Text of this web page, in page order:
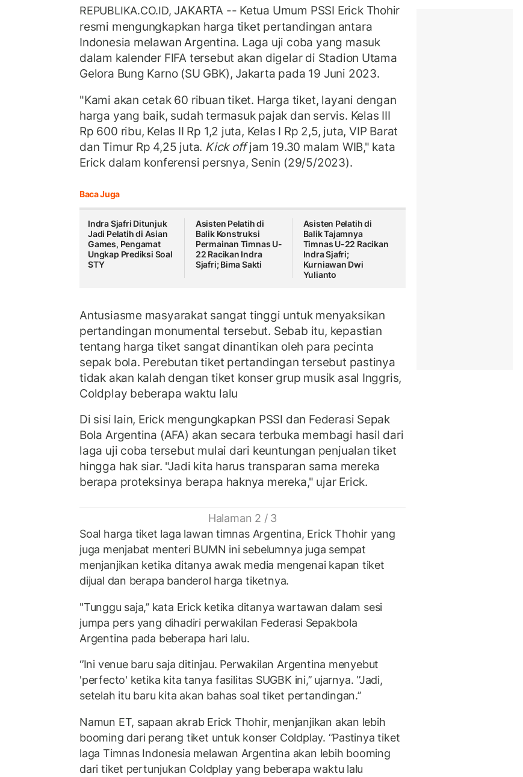
REPUBLIKA.CO.ID,JAKARTA -- Ketua Umum PSSI Erick Thohir
resmi mengungkapkan harga tiket pertandingan antara
Indonesia melawan Argentina. Laga uji coba yang masuk
dalam kalender FIFA tersebut akan digelar di Stadion Utama
Gelora Bung Karno (SU GBK), Jakarta pada 19 Juni 2023.
"Kami akan cetak 60 ribuan tiket. Harga tiket, layani dengan
harga yang baik, sudah termasuk pajak dan servis. Kelas III
Rp 600 ribu, Kelas II Rp 1,2 juta, Kelas I Rp 2,5, juta, VIP Barat
dan Timur Rp 4,25 juta. Kick offjam 19.30 malam WIB," kata
Erick dalam konferensi persnya, Senin (29/5/2023).
Baca Juga
Indra Sjafri Ditunjuk
Jadi Pelatih di Asian
Games, Pengamat
Ungkap Prediksi Soal
STY
Asisten Pelatih di
Balik Konstruksi
Permainan Timnas U-
22 Racikan Indra
Sjafri; Bima Sakti
Asisten Pelatih di
Balik Tajamnya
Timnas U-22 Racikan
Indra Sjafri;
Kurniawan Dwi
Yulianto
Antusiasme masyarakat sangat tinggi untuk menyaksikan
pertandingan monumental tersebut. Sebab itu, kepastian
tentang harga tiket sangat dinantikan oleh para pecinta
sepak bola. Perebutan tiket pertandingan tersebut pastinya
tidak akan kalah dengan tiket konser grup musik asal Inggris,
Coldplay beberapa waktu lalu
Di sisi lain, Erick mengungkapkan PSSI dan Federasi Sepak
Bola Argentina (AFA) akan secara terbuka membagi hasil dari
laga uji coba tersebut mulai dari keuntungan penjualan tiket
hingga hak siar. "Jadi kita harus transparan sama mereka
berapa proteksinya berapa haknya mereka," ujar Erick.
Halaman 2 / 3
Soal harga tiket laga lawan timnas Argentina, Erick Thohir yang
juga menjabat menteri BUMN ini sebelumnya juga sempat
menjanjikan ketika ditanya awak media mengenai kapan tiket
dijual dan berapa banderol harga tiketnya.
"Tunggu saja,’’ kata Erick ketika ditanya wartawan dalam sesi
jumpa pers yang dihadiri perwakilan Federasi Sepakbola
Argentina pada beberapa hari lalu.
‘’Ini venue baru saja ditinjau. Perwakilan Argentina menyebut
'perfecto' ketika kita tanya fasilitas SUGBK ini,’’ ujarnya. ‘’Jadi,
setelah itu baru kita akan bahas soal tiket pertandingan.’’
Namun ET, sapaan akrab Erick Thohir, menjanjikan akan lebih
booming dari perang tiket untuk konser Coldplay. ‘’Pastinya tiket
laga Timnas Indonesia melawan Argentina akan lebih booming
dari tiket pertunjukan Coldplay yang beberapa waktu lalu